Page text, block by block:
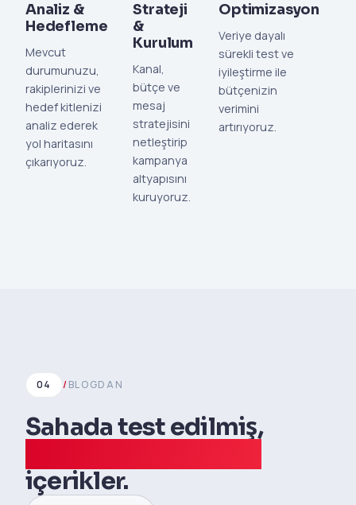
Analiz &
Hedefleme
Mevcut
durumunuzu,
rakiplerinizi ve
hedef kitlenizi
analiz ederek
yol haritasını
çıkarıyoruz.
Strateji
&
Kurulum
Kanal,
bütçe ve
mesaj
stratejisini
netleştirip
kampanya
altyapısını
kuruyoruz.
Optimizasyon
Veriye dayalı
sürekli test ve
iyileştirme ile
bütçenizin
verimini
artırıyoruz.
04 /BLOGDAN
Sahada test edilmiş,
içerikler.